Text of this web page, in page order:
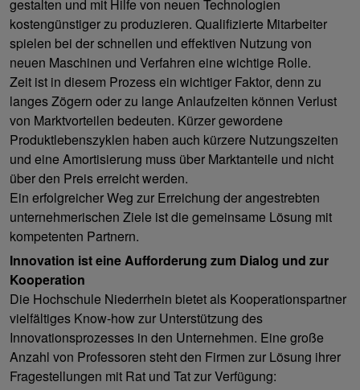
gestalten und mit Hilfe von neuen Technologien
kostengünstiger zu produzieren. Qualifizierte Mitarbeiter
spielen bei der schnellen und effektiven Nutzung von
neuen Maschinen und Verfahren eine wichtige Rolle.
Zeit ist in diesem Prozess ein wichtiger Faktor, denn zu
langes Zögern oder zu lange Anlaufzeiten können Verlust
von Marktvorteilen bedeuten. Kürzer gewordene
Produktlebenszyklen haben auch kürzere Nutzungszeiten
und eine Amortisierung muss über Marktanteile und nicht
über den Preis erreicht werden.
Ein erfolgreicher Weg zur Erreichung der angestrebten
unternehmerischen Ziele ist die gemeinsame Lösung mit
kompetenten Partnern.
Innovation ist eine Aufforderung zum Dialog und zur
Kooperation
Die Hochschule Niederrhein bietet als Kooperationspartner
vielfältiges Know-how zur Unterstützung des
Innovationsprozesses in den Unternehmen. Eine große
Anzahl von Professoren steht den Firmen zur Lösung ihrer
Fragestellungen mit Rat und Tat zur Verfügung: